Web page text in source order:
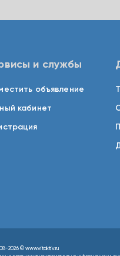
и службы
объявление
кабинет
2026 © www.vitaktiv.ru